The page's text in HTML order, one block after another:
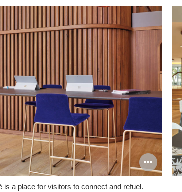
打
开
is a place for visitors to connect and refuel.